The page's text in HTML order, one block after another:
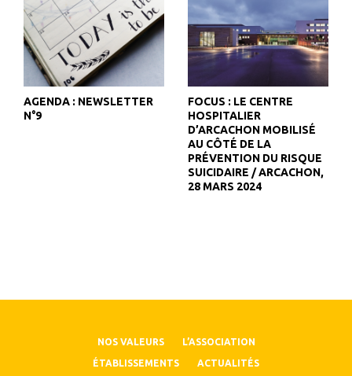
AGENDA : NEWSLETTER
N°9
FOCUS : LE CENTRE
HOSPITALIER
D’ARCACHON MOBILISÉ
AU CÔTÉ DE LA
PRÉVENTION DU RISQUE
SUICIDAIRE / ARCACHON,
28 MARS 2024
NOS VALEURS L’ASSOCIATION
ÉTABLISSEMENTS ACTUALITÉS